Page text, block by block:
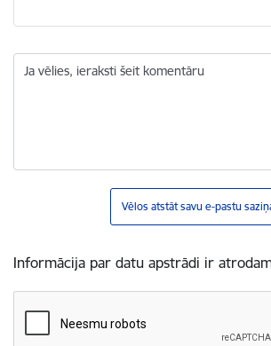
Ja vēlies, ieraksti šeit komentāru
Vēlos atstāt savu e-pastu
Informācija par datu apstrādi ir